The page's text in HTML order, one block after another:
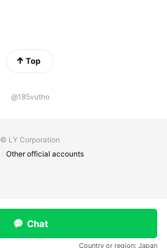
Top
@185vutho
© LY Corporation
Other official accounts
Chat
Country or region: Japan